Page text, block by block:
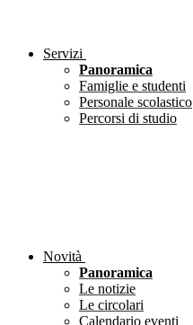
Servizi
Panoramica
Famiglie e studenti
Personale scolastico
Percorsi di studio
Novità
Panoramica
Le notizie
Le circolari
Calendario eventi